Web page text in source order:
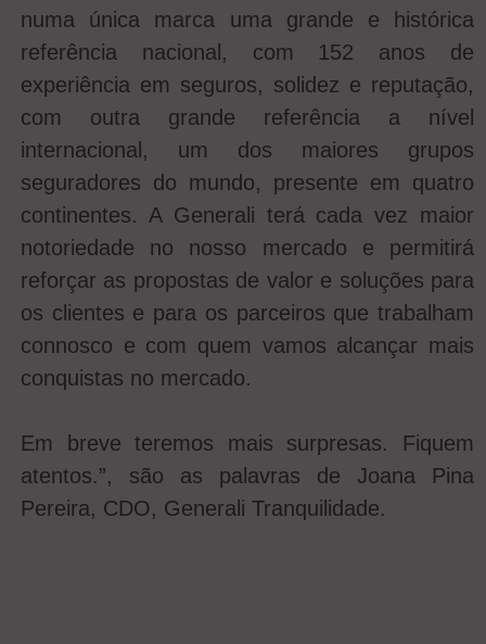
numa única marca uma grande e histórica
referência nacional, com 152 anos de
experiência em seguros, solidez e reputação,
com outra grande referência a nível
internacional, um dos maiores grupos
seguradores do mundo, presente em quatro
continentes. A Generali terá cada vez maior
notoriedade no nosso mercado e permitirá
reforçar as propostas de valor e soluções para
os clientes e para os parceiros que trabalham
connosco e com quem vamos alcançar mais
conquistas no mercado.
Em breve teremos mais surpresas. Fiquem
atentos.”, são as palavras de Joana Pina
Pereira, CDO, Generali Tranquilidade.